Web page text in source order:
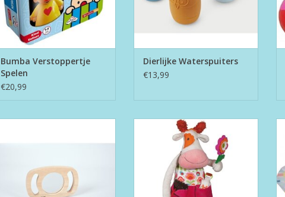
Bumba Verstoppertje
Spelen
€20,99
Dierlijke Waterspuiters
€13,99
Activiteiten koe Anemone (45cm)
TOEVOEGEN AAN WINKELWAGEN